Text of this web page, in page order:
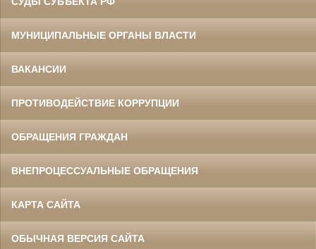
МУНИЦИПАЛЬНЫЕ ОРГАНЫ ВЛАСТИ
ВАКАНСИИ
ПРОТИВОДЕЙСТВИЕ КОРРУПЦИИ
ОБРАЩЕНИЯ ГРАЖДАН
ВНЕПРОЦЕССУАЛЬНЫЕ ОБРАЩЕНИЯ
КАРТА САЙТА
ОБЫЧНАЯ ВЕРСИЯ САЙТА